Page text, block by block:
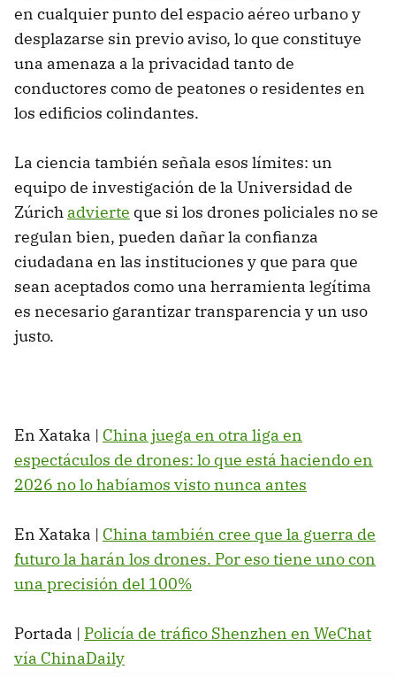
en cualquier punto del espacio aéreo urbano y
desplazarse sin previo aviso, lo que constituye
una amenaza a la privacidad tanto de
conductores como de peatones o residentes en
los edificios colindantes.
La ciencia también señala esos límites: un
equipo de investigación de la Universidad de
Zúrich advierte que si los drones policiales no se
regulan bien, pueden dañar la confianza
ciudadana en las instituciones y que para que
sean aceptados como una herramienta legítima
es necesario garantizar transparencia y un uso
justo.
En Xataka | China juega en otra liga en
espectáculos de drones: lo que está haciendo en
2026 no lo habíamos visto nunca antes
En Xataka | China también cree que la guerra de
futuro la harán los drones. Por eso tiene uno con
una precisión del 100%
Portada | Policía de tráfico Shenzhen en WeChat
vía ChinaDaily